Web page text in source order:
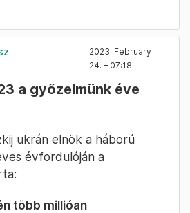
2023. February
24. – 07:18
a győzelmünk éve
ukrán elnök a háború
évfordulóján a
több millióan